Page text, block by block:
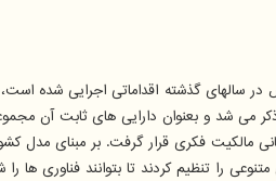
سالهای گذشته اقداماتی اجرایی شده
می شد و بعنوان دارایی های ثابت آن
مالکیت فکری قرار گرفت. بر مبنای مدل
را تنظیم کردند تا بتوانند فناوری ها